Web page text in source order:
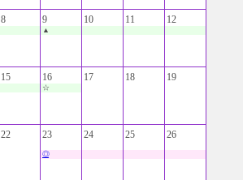
8 9
▲
10 11 12
15 16
☆
17 18 19
22 23
◎
24 25 26